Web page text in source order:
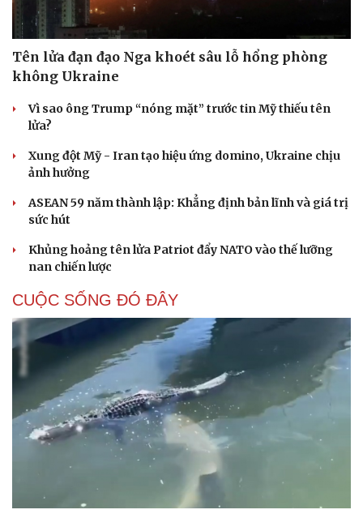
Tên lửa đạn đạo Nga khoét sâu lỗ hổng phòng
không Ukraine
Vì sao ông Trump “nóng mặt” trước tin Mỹ thiếu tên
lửa?
Xung đột Mỹ - Iran tạo hiệu ứng domino, Ukraine chịu
ảnh hưởng
ASEAN 59 năm thành lập: Khẳng định bản lĩnh và giá trị
sức hút
Khủng hoảng tên lửa Patriot đẩy NATO vào thế lưỡng
nan chiến lược
CUỘC SỐNG ĐÓ ĐÂY